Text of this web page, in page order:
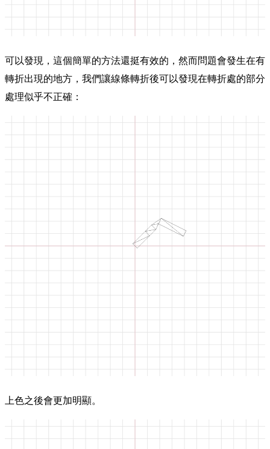
可以發現，這個簡單的方法還挺有效的，然而問題會發生在有
轉折出現的地方，我們讓線條轉折後可以發現在轉折處的部分
處理似乎不正確：
上色之後會更加明顯。